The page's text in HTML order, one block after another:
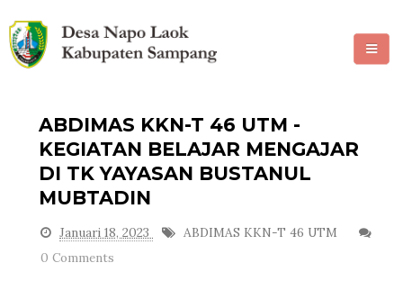
PROFIL
PEMERINTAHAN
ABDIMAS KKN-T 46 UTM -
KEGIATAN BELAJAR MENGAJAR
DI TK YAYASAN BUSTANUL
MUBTADIN
Januari 18, 2023
ABDIMAS KKN-T 46 UTM
0 Comments